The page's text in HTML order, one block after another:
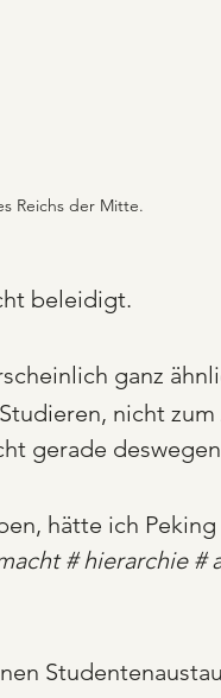
Reichs der Mitte.
beleidigt.
ganz
nicht
gerade
hätte ich
# hierarchie #